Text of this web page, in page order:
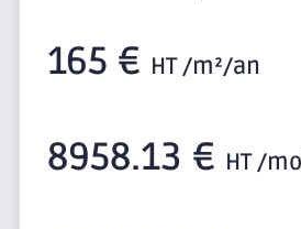
165 € HT /m²/an
8958.13 € HT /